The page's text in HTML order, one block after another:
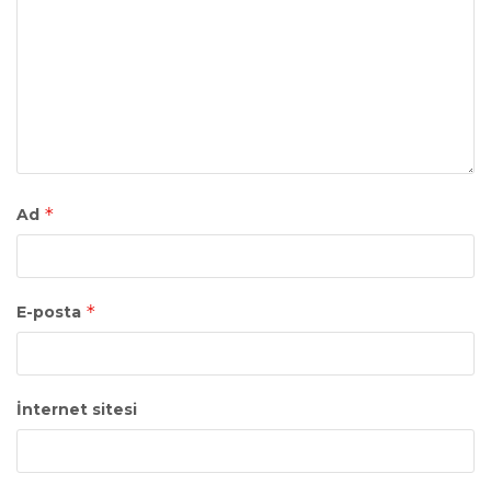
Ad *
E-posta *
İnternet sitesi